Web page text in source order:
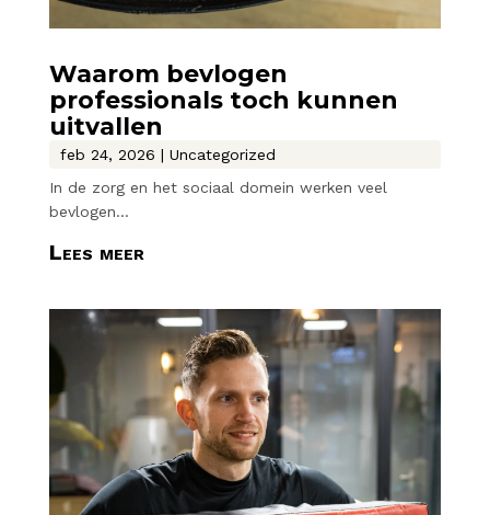
Waarom bevlogen
professionals toch kunnen
uitvallen
feb 24, 2026 | Uncategorized
In de zorg en het sociaal domein werken veel
bevlogen...
Lees meer